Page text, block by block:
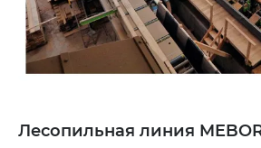
Лесопильная линия